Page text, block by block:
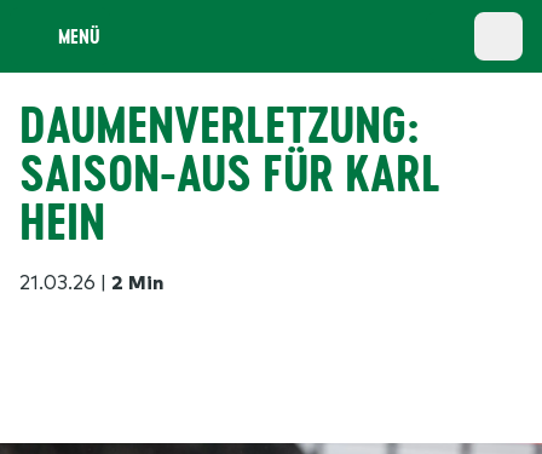
MENÜ
DAUMENVERLETZUNG:
SAISON-AUS FÜR KARL
HEIN
21.03.26 | 2 Min